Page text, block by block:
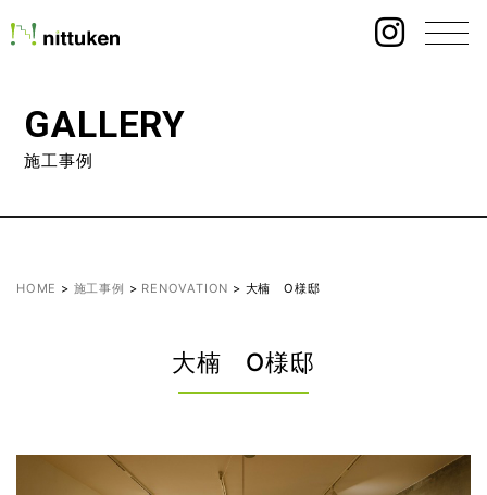
GALLERY
施工事例
HOME > 施工事例 > RENOVATION > 大楠 O様邸
大楠 O様邸